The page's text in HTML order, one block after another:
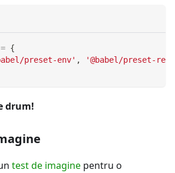
= {
preset-env' ,
'@babel/preset-
drum!
test de imagine pentru o